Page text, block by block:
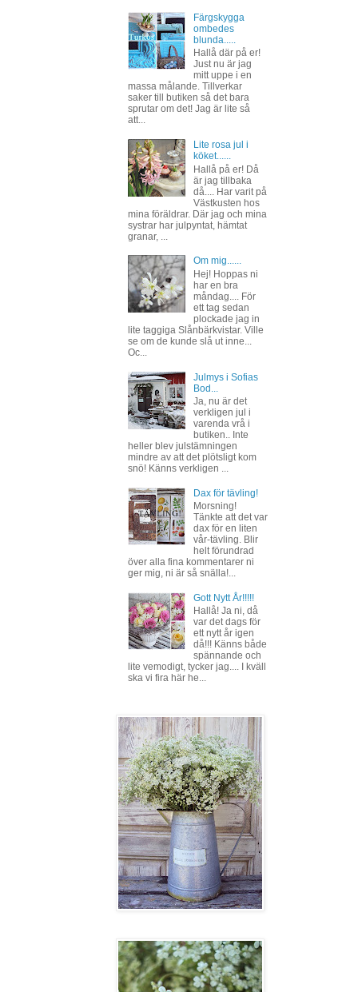
Färgskygga
ombedes
blunda.....
Hallå där på er!
Just nu är jag
mitt uppe i en
massa målande. Tillverkar
saker till butiken så det bara
sprutar om det! Jag är lite så
att...
Lite rosa jul i
köket......
Hallå på er! Då
är jag tillbaka
då.... Har varit på
Västkusten hos
mina föräldrar. Där jag och mina
systrar har julpyntat, hämtat
granar, ...
Om mig......
Hej! Hoppas ni
har en bra
måndag.... För
ett tag sedan
plockade jag in
lite taggiga Slånbärkvistar. Ville
se om de kunde slå ut inne...
Oc...
Julmys i Sofias
Bod...
Ja, nu är det
verkligen jul i
varenda vrå i
butiken.. Inte
heller blev julstämningen
mindre av att det plötsligt kom
snö! Känns verkligen ...
Dax för tävling!
Morsning!
Tänkte att det var
dax för en liten
vår-tävling. Blir
helt förundrad
över alla fina kommentarer ni
ger mig, ni är så snälla!...
Gott Nytt År!!!!!
Hallå! Ja ni, då
var det dags för
ett nytt år igen
då!!! Känns både
spännande och
lite vemodigt, tycker jag.... I kväll
ska vi fira här he...